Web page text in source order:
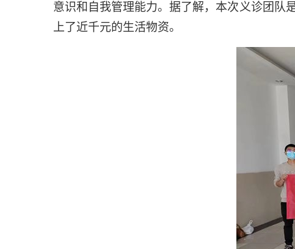
意识和自我管理能力。据了解，本次义诊团队
上了近千元的生活物资。